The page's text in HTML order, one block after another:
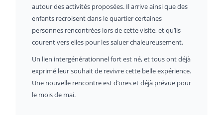
autour des activités proposées. Il arrive ainsi que des
enfants recroisent dans le quartier certaines
personnes rencontrées lors de cette visite, et qu’ils
courent vers elles pour les saluer chaleureusement.
Un lien intergénérationnel fort est né, et tous ont déjà
exprimé leur souhait de revivre cette belle expérience.
Une nouvelle rencontre est d’ores et déjà prévue pour
le mois de mai.